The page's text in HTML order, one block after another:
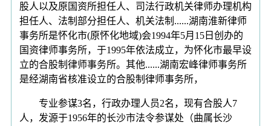
股人以及原国资所担任人、司法行政机关律师办理机构
担任人、法制部分担任人、机关法制......湖南淮新律师
事务所是怀化市(原怀化地域)会1994年5月15日创办的
国资律师事务所，于1995年依法成立，为怀化市最早设
立的合股制律师事务所。其他......湖南宏峰律师事务所
是经湖南省核准设立的合股制律师事务所，
专业参谋3名，行政办理人员2名，现有合股人7
人，发源于1956年的长沙市法令参谋处（曲属长沙